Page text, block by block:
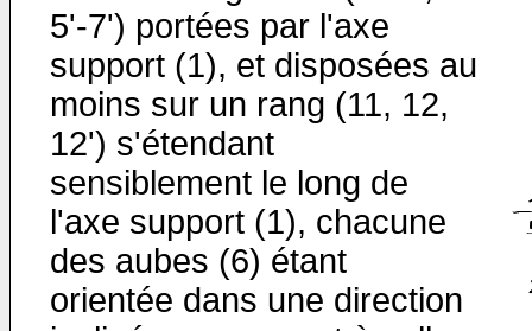
5'-7') portées par l'axe
support (1), et disposées au
moins sur un rang (11, 12,
12') s'étendant
sensiblement le long de
l'axe support (1), chacune
des aubes (6) étant
orientée dans une direction